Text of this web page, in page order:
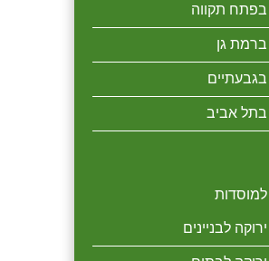
תקווה
גן
אביב
לבניינים